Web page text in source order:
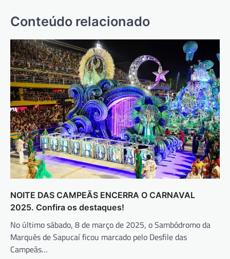
Conteúdo relacionado
NOITE DAS CAMPEÃS ENCERRA O CARNAVAL
2025. Confira os destaques!
No último sábado, 8 de março de 2025, o Sambódromo da
Marquês de Sapucaí ficou marcado pelo Desfile das
Campeãs…